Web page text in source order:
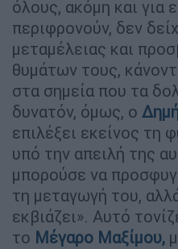
όλους, ακόμη και για
περιφρονούν, δεν
μεταμέλειας και
θυμάτων τους,
στα σημεία που τα
δυνατόν, όμως, ο
επιλέξει εκείνος τη
υπό την απειλή της
μπορούσε να
τη μεταγωγή του,
εκβιάζει». Αυτό
το Μέγαρο Μαξίμου,